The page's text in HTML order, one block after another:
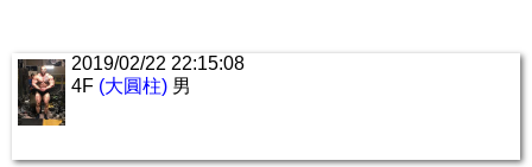
2019/02/22 22:15:08
4F (大圓柱) 男